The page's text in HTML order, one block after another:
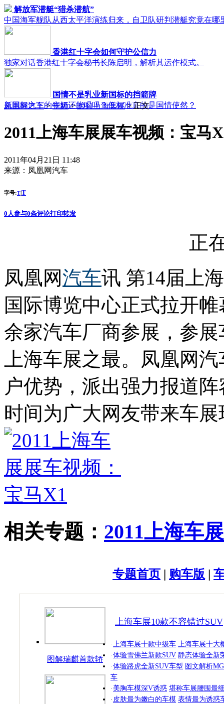
解放军潜艇“猎杀潜航”
中国海军舰队从西太平洋演练归来，自卫队研判潜艇究竟在哪
香港红十字会如何守护公信力
独家对话香港红十字会秘书长陈启明，解析其运作模式。
国情不是乳业新国标的挡箭牌
新国标之下的牛奶还能喝吗？低标准真的是国情使然？
凤凰网汽车>视频>2011上海车展> 正文
2011上海车展展车视频：宝马
2011年04月21日 11:48
来源： 凤凰网汽车
字号:T|T
0 人参与0条评论打印转发
正
凤凰网汽车讯 第14届上
国际博览中心正式拉开
余家汽车厂商参展，参
上海车展之最。凤凰网
户优势，派出强力报道
时间为广大网友带来车
相关专题： 2011上海车展
专题首页 购车版
图解瑞麒首款轿
跑
上海车展10款不容错过SUV
·上海车展十款中级车 上海车展十大
·体验雪佛兰新款SUV 静态体验全新
·体验路虎全新SUV车型 图文解析
车
· 美胸车模深V诱惑 堪称车展腰围最
· 皮肤最为嫩白的车模 表情最为诱惑